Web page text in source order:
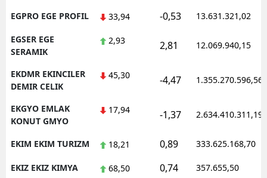
EGPRO EGE PROFIL 33,94 -0,53 13.631.321,02
EGSER EGE
SERAMIK
2,93 2,81 12.069.940,15
EKDMR EKINCILER
DEMIR CELIK
45,30 -4,47 1.355.270.596,56
EKGYO EMLAK
KONUT GMYO
17,94 -1,37 2.634.410.311,19
EKIM EKIM TURIZM 18,21 0,89 333.625.168,70
EKIZ EKIZ KIMYA 68,50 0,74 357.655,50